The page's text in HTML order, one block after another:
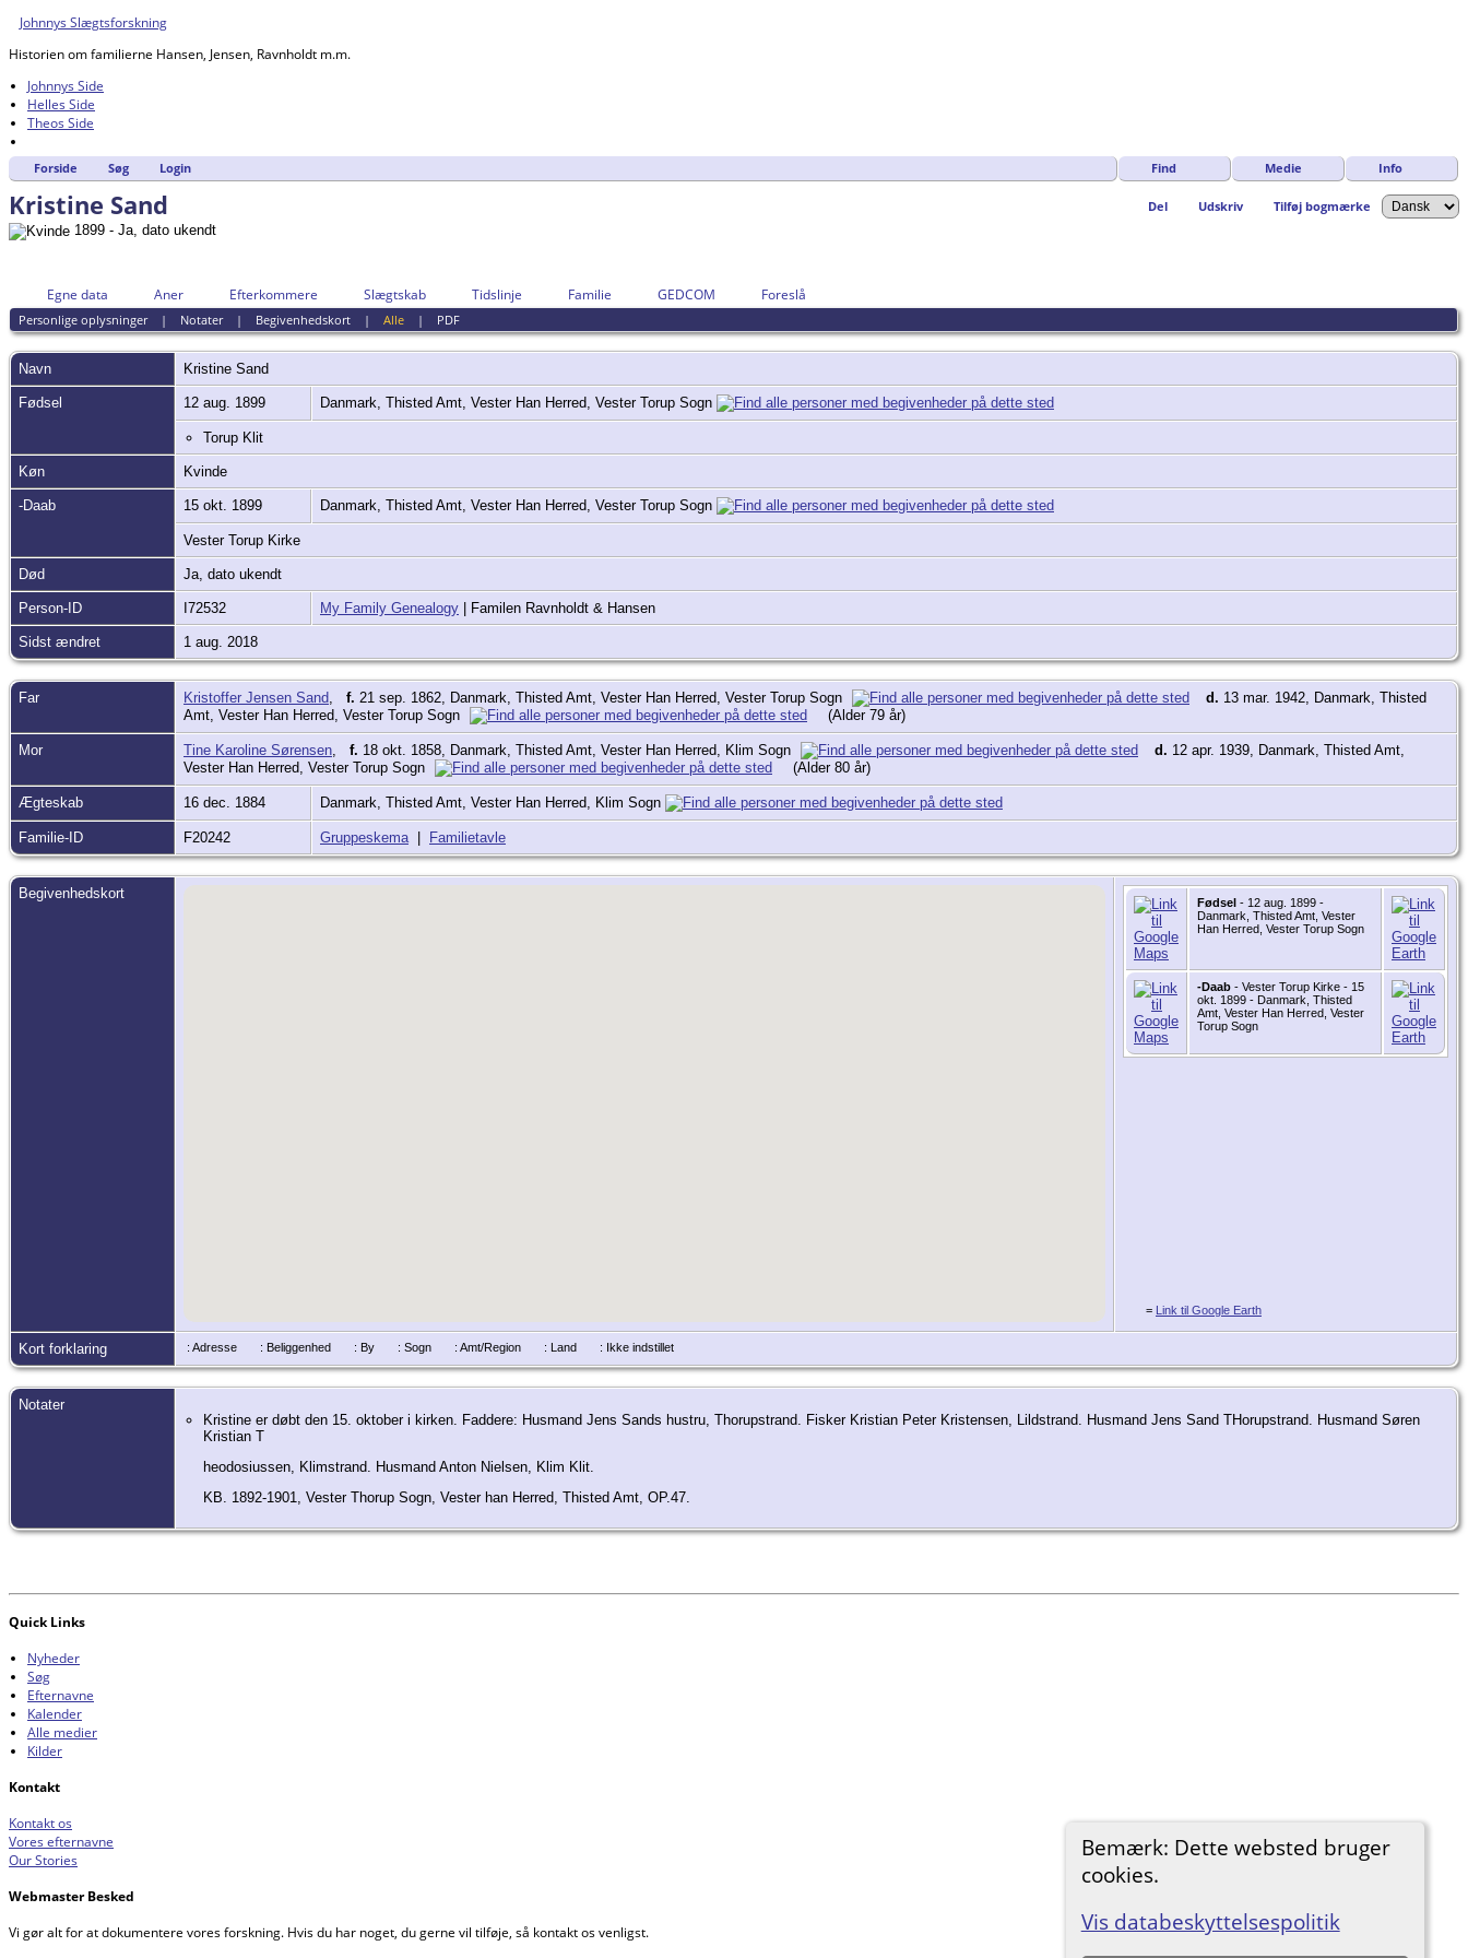
Johnnys Slægtsforskning
Historien om familierne Hansen, Jensen, Ravnholdt m.m.
Johnnys Side
Helles Side
Theos Side
Find Medie Info
Forside Søg Login
Del Udskriv Tilføj bogmærke
Bemærk: Dette websted bruger
cookies.
Vis databeskyttelsespolitik
Kristine Sand
1899 - Ja, dato ukendt
Egne data Aner Efterkommere Slægtskab Tidslinje Familie GEDCOM Foreslå
Personlige oplysninger| Notater| Begivenhedskort| Alle| PDF
Navn Kristine Sand
Fødsel 12 aug. 1899 Danmark, Thisted Amt, Vester Han Herred, Vester Torup Sogn
Torup Klit
Køn Kvinde
-Daab 15 okt. 1899 Danmark, Thisted Amt, Vester Han Herred, Vester Torup Sogn
Vester Torup Kirke
Død Ja, dato ukendt
Person-ID I72532 My Family Genealogy | Familen Ravnholdt & Hansen
Sidst ændret 1 aug. 2018
Far Kristoffer Jensen Sand, f. 21 sep. 1862, Danmark, Thisted Amt, Vester Han Herred, Vester Torup Sogn d. 13 mar. 1942, Danmark, Thisted
Amt, Vester Han Herred, Vester Torup Sogn
(Alder 79 år)
Mor Tine Karoline Sørensen, f. 18 okt. 1858, Danmark, Thisted Amt, Vester Han Herred, Klim Sogn d. 12 apr. 1939, Danmark, Thisted Amt,
Vester Han Herred, Vester Torup Sogn
(Alder 80 år)
Ægteskab 16 dec. 1884 Danmark, Thisted Amt, Vester Han Herred, Klim Sogn
Familie-ID F20242 Gruppeskema| Familietavle
Begivenhedskort
Fødsel - 12 aug. 1899 -
Danmark, Thisted Amt, Vester
Han Herred, Vester Torup Sogn
-Daab - Vester Torup Kirke - 15
okt. 1899 - Danmark, Thisted
Amt, Vester Han Herred, Vester
Torup Sogn
= Link til Google Earth
Kort forklaring : Adresse : Beliggenhed : By : Sogn : Amt/Region : Land : Ikke indstillet
Notater
Kristine er døbt den 15. oktober i kirken. Faddere: Husmand Jens Sands hustru, Thorupstrand. Fisker Kristian Peter Kristensen, Lildstrand. Husmand Jens Sand THorupstrand. Husmand Søren
Kristian T
heodosiussen, Klimstrand. Husmand Anton Nielsen, Klim Klit.
KB. 1892-1901, Vester Thorup Sogn, Vester han Herred, Thisted Amt, OP.47.
Quick Links
Nyheder
Søg
Efternavne
Kalender
Alle medier
Kilder
Kontakt
Kontakt os
Vores efternavne
Our Stories
Webmaster Besked
Vi gør alt for at dokumentere vores forskning. Hvis du har noget, du gerne vil tilføje, så kontakt os venligst.